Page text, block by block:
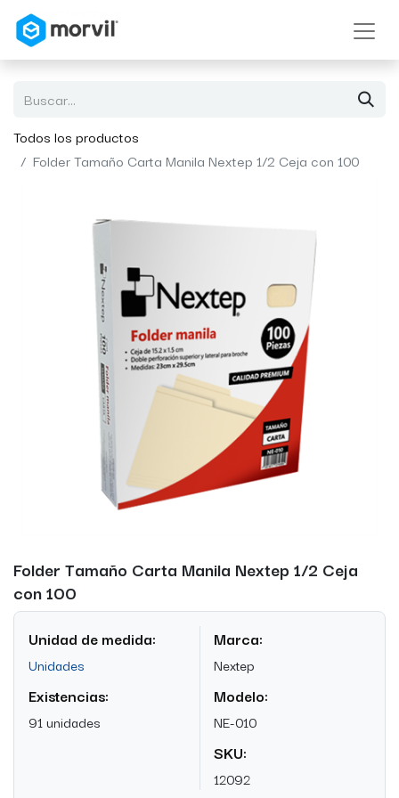
Todos los productos
Folder Tamaño Carta Manila Nextep 1/2 Ceja con 100
Folder Tamaño Carta Manila Nextep 1/2 Ceja
con 100
Unidad de medida:
Unidades
Existencias:
91 unidades
Marca:
Nextep
Modelo:
NE-010
SKU:
12092